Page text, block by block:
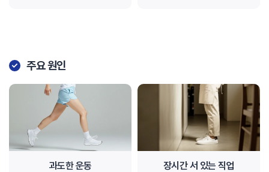
주요 원인
과도한 운동 장시간 서 있는 직업